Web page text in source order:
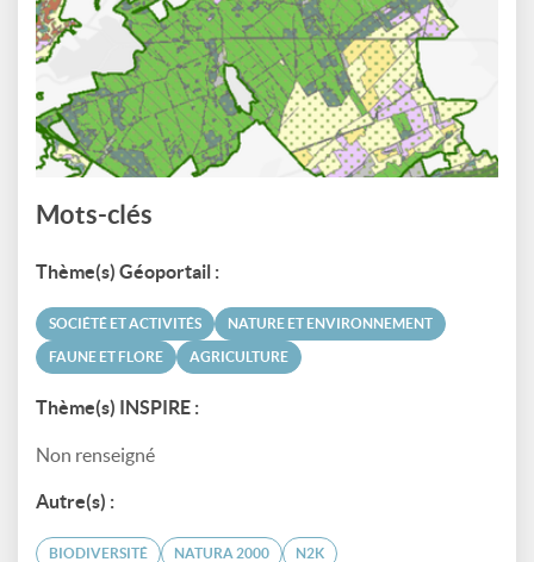
Mots-clés
Thème(s) Géoportail :
SOCIÉTÉ ET ACTIVITÉS NATURE ET ENVIRONNEMENT
FAUNE ET FLORE AGRICULTURE
Thème(s) INSPIRE :
Non renseigné
Autre(s) :
BIODIVERSITÉ NATURA 2000 N2K